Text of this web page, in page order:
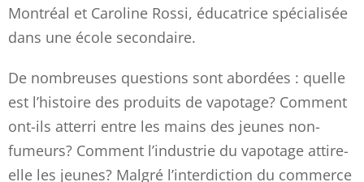
Montréal et Caroline Rossi, éducatrice spécialisée
dans une école secondaire.
De nombreuses questions sont abordées : quelle
est l’histoire des produits de vapotage? Comment
ont-ils atterri entre les mains des jeunes non-
fumeurs? Comment l’industrie du vapotage attire-
elle les jeunes? Malgré l’interdiction du commerce